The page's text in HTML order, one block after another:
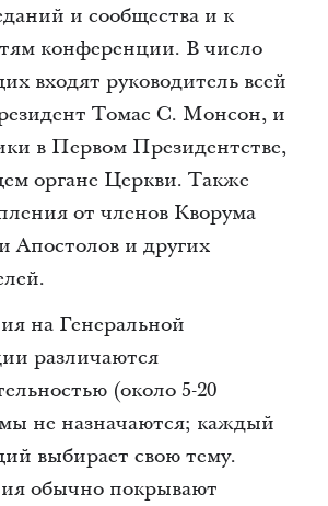
и сообщества и к
конференции. В число
входят руководитель всей
Томас С. Монсон, и
в Первом Президентстве,
органе Церкви. Также
от членов Кворума
Апостолов и других
на Генеральной
различаются
(около 5-20
не назначаются; каждый
выбирает свою тему.
обычно покрывают